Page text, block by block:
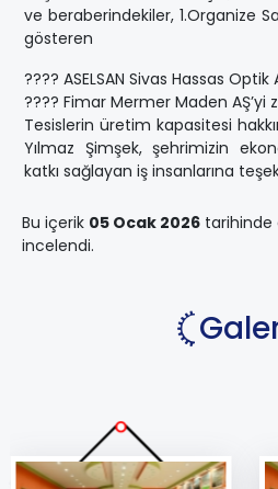
ve beraberindekiler, 1.Organize
gösteren
???? ASELSAN Sivas Hassas Optik
???? Fimar Mermer Maden AŞ’yi
Tesislerin üretim kapasitesi
Yılmaz Şimşek, şehrimizin
katkı sağlayan iş insanlarına
Bu içerik 05 Ocak 2026 tarihinde
incelendi.